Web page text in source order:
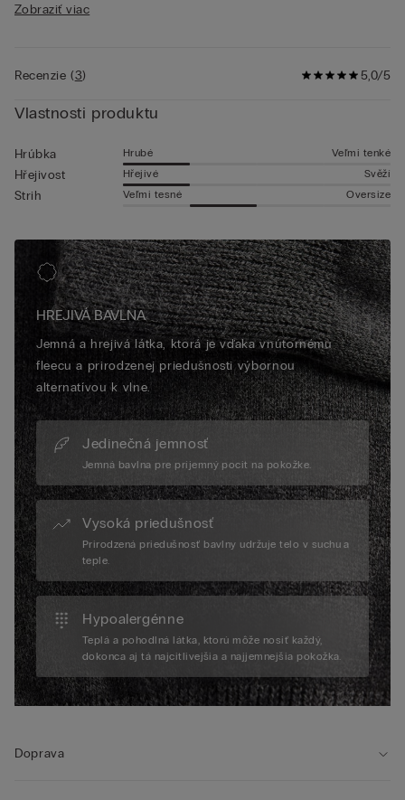
na tejto stránke.
Zobraziť viac
5,0/5
Recenzie(3)
Vlastnosti produktu
Hrúbka Hrubé Veľmi tenké
Hřejivost Hřejivé Svěží
Strih Veľmi tesné Oversize
HREJIVÁ BAVLNA
Jemná a hrejivá látka, ktorá je vďaka vnútornému
fleecu a prirodzenej priedušnosti výbornou
alternatívou k vlne.
Jedinečná jemnosť
Jemná bavlna pre príjemný pocit na pokožke.
Vysoká priedušnosť
Prirodzená priedušnosť bavlny udržuje telo v suchu a
teple.
Hypoalergénne
Teplá a pohodlná látka, ktorú môže nosiť každý,
dokonca aj tá najcitlivejšia a najjemnejšia pokožka.
Doprava